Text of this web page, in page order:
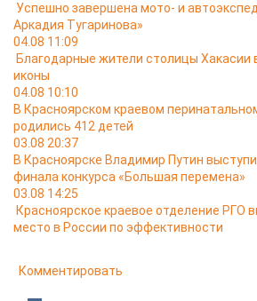
Успешно завершена мото- и
Аркадия Тугаринова»
04.08 11:09
Благодарные жители столицы Хакасии
иконы
04.08 10:10
В Красноярском краевом
родились 412 детей
03.08 20:37
В Красноярске Владимир Путин
финала конкурса «Большая перемена»
03.08 14:25
Красноярское краевое отделение РГО
место в России по эффективности
Комментировать